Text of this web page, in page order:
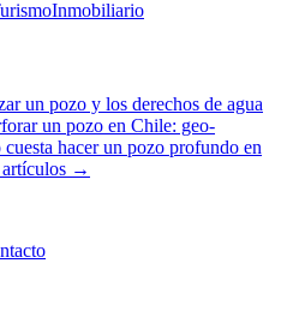
Inmobiliario
un pozo y los derechos de agua
un pozo en Chile: geo-
cuesta hacer un pozo profundo en
artículos →